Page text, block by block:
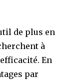
de plus en
à
En
par